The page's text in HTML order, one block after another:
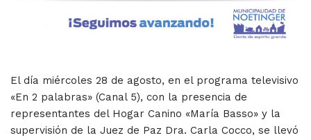
El día miércoles 28 de agosto, en el programa televisivo
«En 2 palabras» (Canal 5), con la presencia de
representantes del Hogar Canino «María Basso» y la
supervisión de la Juez de Paz Dra. Carla Cocco, se llevó